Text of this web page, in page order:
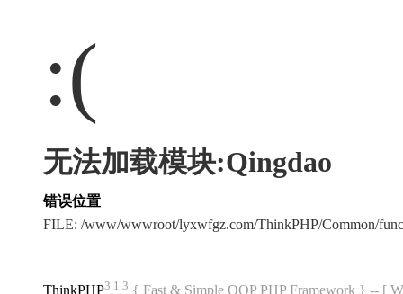
:(
无法加载模块:Qingdao
错误位置
FILE: /www/wwwroot/lyxwfgz.com/ThinkPHP/Common/
ThinkPHP3.1.3 { Fast & Simple OOP PHP Framework } -- [